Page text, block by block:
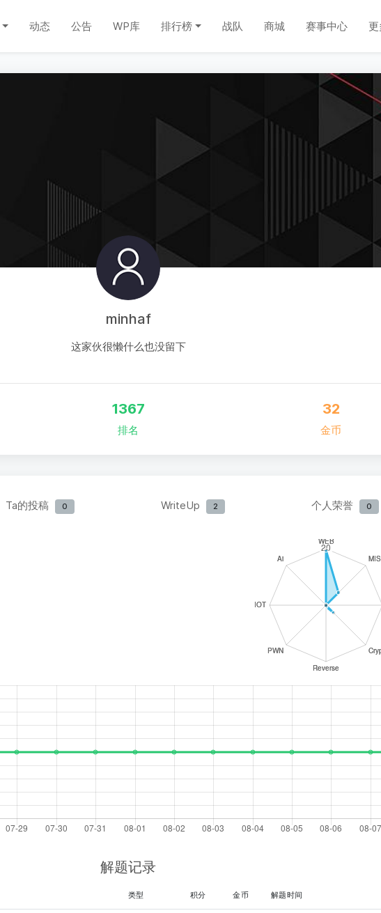
动态 公告 WP库 排行榜 战队 商城 赛事中心
minhaf
这家伙很懒什么也没留下
1367
排名
32
金币
Ta的投稿 0 WriteUp 2 个人荣誉 0
解题记录
类型 积分 金币 解题时间